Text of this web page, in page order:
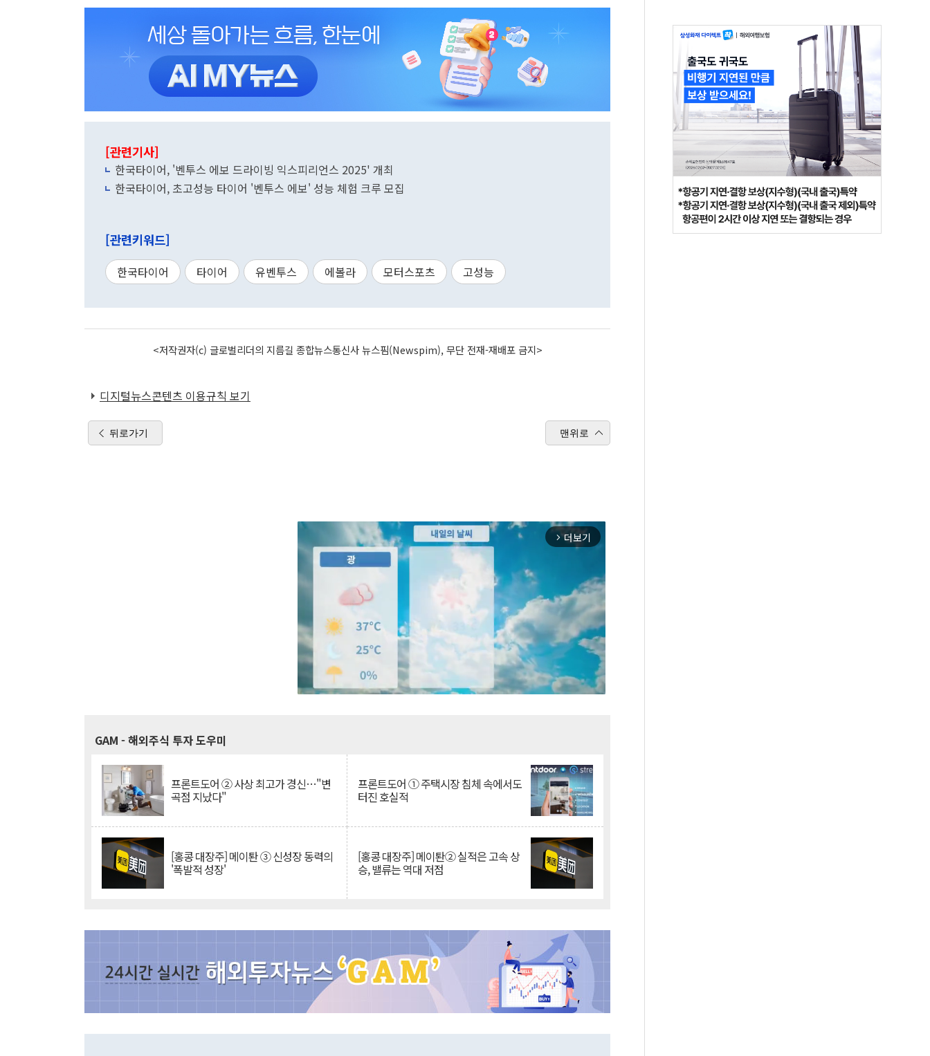
[관련기사]
한국타이어, '벤투스 에보 드라이빙 익스피리언스 2025' 개최
한국타이어, 초고성능 타이어 '벤투스 에보' 성능 체험 크루 모집
[관련키워드]
한국타이어 타이어 유벤투스 에볼라 모터스포츠 고성능
<저작권자(c) 글로벌리더의 지름길 종합뉴스통신사 뉴스핌(Newspim), 무단 전재-재배포 금지>
디지털뉴스콘텐츠 이용규칙 보기
뒤로가기 맨위로
arrow_forward_ios 더보기
GAM - 해외주식 투자 도우미
프론트도어 ② 사상 최고가 경신…"변
곡점 지났다"
프론트도어 ① 주택시장 침체 속에서도
터진 호실적
[홍콩 대장주] 메이퇀 ③ 신성장 동력의
'폭발적 성장'
[홍콩 대장주] 메이퇀② 실적은 고속 상
승, 밸류는 역대 저점